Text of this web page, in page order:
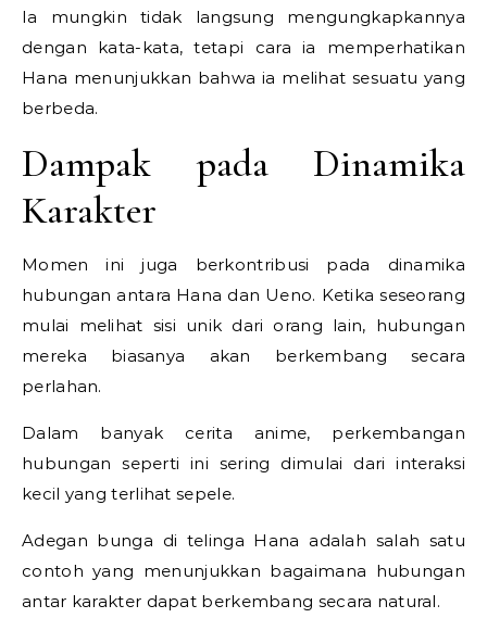
Ia mungkin tidak langsung mengungkapkannya
dengan kata-kata, tetapi cara ia memperhatikan
Hana menunjukkan bahwa ia melihat sesuatu yang
berbeda.
Dampak pada Dinamika
Karakter
Momen ini juga berkontribusi pada dinamika
hubungan antara Hana dan Ueno. Ketika seseorang
mulai melihat sisi unik dari orang lain, hubungan
mereka biasanya akan berkembang secara
perlahan.
Dalam banyak cerita anime, perkembangan
hubungan seperti ini sering dimulai dari interaksi
kecil yang terlihat sepele.
Adegan bunga di telinga Hana adalah salah satu
contoh yang menunjukkan bagaimana hubungan
antar karakter dapat berkembang secara natural.